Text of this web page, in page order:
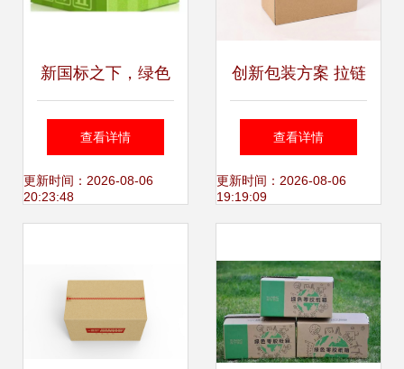
新国标之下，绿色
环保快递袋的“三座
大山”与免胶带纸箱
查看详情
更新时间：2026-08-06
20:23:48
创新包装方案 拉链
式快递纸箱免胶带
设计
查看详情
更新时间：2026-08-06
19:19:09